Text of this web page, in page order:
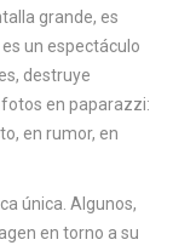
n
a
grande, es
un espectáculo
destruye
en paparazzi:
en rumor, en
única. Algunos,
en torno a su